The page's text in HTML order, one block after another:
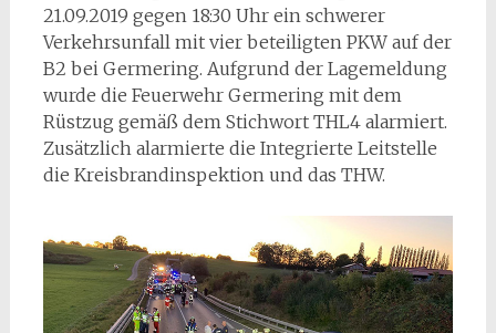
21.09.2019 gegen 18:30 Uhr ein schwerer
Verkehrsunfall mit vier beteiligten PKW auf der
B2 bei Germering. Aufgrund der Lagemeldung
wurde die Feuerwehr Germering mit dem
Rüstzug gemäß dem Stichwort THL4 alarmiert.
Zusätzlich alarmierte die Integrierte Leitstelle
die Kreisbrandinspektion und das THW.